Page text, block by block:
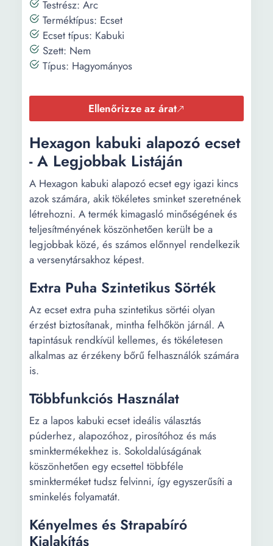
Testrész: Arc
Terméktípus: Ecset
Ecset típus: Kabuki
Szett: Nem
Típus: Hagyományos
Ellenőrizze az árat
Hexagon kabuki alapozó ecset
- A Legjobbak Listáján
A Hexagon kabuki alapozó ecset egy igazi kincs
azok számára, akik tökéletes sminket szeretnének
létrehozni. A termék kimagasló minőségének és
teljesítményének köszönhetően került be a
legjobbak közé, és számos előnnyel rendelkezik
a versenytársakhoz képest.
Extra Puha Szintetikus Sörték
Az ecset extra puha szintetikus sörtéi olyan
érzést biztosítanak, mintha felhőkön járnál. A
tapintásuk rendkívül kellemes, és tökéletesen
alkalmas az érzékeny bőrű felhasználók számára
is.
Többfunkciós Használat
Ez a lapos kabuki ecset ideális választás
púderhez, alapozóhoz, pirosítóhoz és más
sminktermékekhez is. Sokoldalúságának
köszönhetően egy ecsettel többféle
sminkterméket tudsz felvinni, így egyszerűsíti a
sminkelés folyamatát.
Kényelmes és Strapabíró
Kialakítás